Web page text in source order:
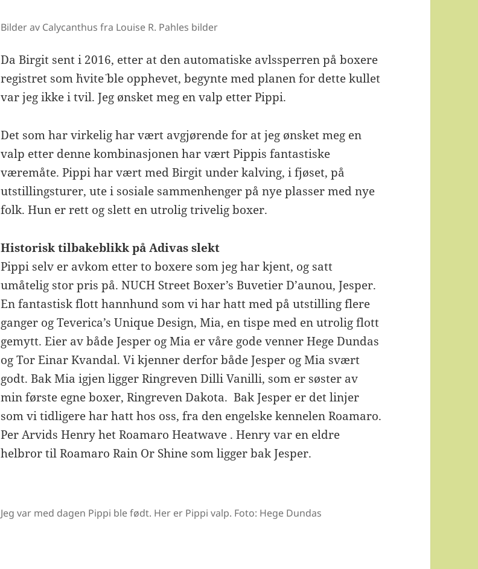
Bilder av Calycanthus fra Louise R. Pahles bilder
Da Birgit sent i 2016, etter at den automatiske avlssperren på boxere
registret som ¨hvite¨ ble opphevet, begynte med planen for dette kullet
var jeg ikke i tvil. Jeg ønsket meg en valp etter Pippi.
Det som har virkelig har vært avgjørende for at jeg ønsket meg en
valp etter denne kombinasjonen har vært Pippis fantastiske
væremåte. Pippi har vært med Birgit under kalving, i fjøset, på
utstillingsturer, ute i sosiale sammenhenger på nye plasser med nye
folk. Hun er rett og slett en utrolig trivelig boxer.
Historisk tilbakeblikk på Adivas slekt
Pippi selv er avkom etter to boxere som jeg har kjent, og satt
umåtelig stor pris på. NUCH Street Boxer’s Buvetier D’aunou, Jesper.
En fantastisk flott hannhund som vi har hatt med på utstilling flere
ganger og Teverica’s Unique Design, Mia, en tispe med en utrolig flott
gemytt. Eier av både Jesper og Mia er våre gode venner Hege Dundas
og Tor Einar Kvandal. Vi kjenner derfor både Jesper og Mia svært
godt. Bak Mia igjen ligger Ringreven Dilli Vanilli, som er søster av
min første egne boxer, Ringreven Dakota. Bak Jesper er det linjer
som vi tidligere har hatt hos oss, fra den engelske kennelen Roamaro.
Per Arvids Henry het Roamaro Heatwave . Henry var en eldre
helbror til Roamaro Rain Or Shine som ligger bak Jesper.
Jeg var med dagen Pippi ble født. Her er Pippi valp. Foto: Hege Dundas